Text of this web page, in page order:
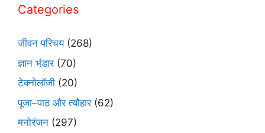
Categories
जीवन परिचय(268)
ज्ञान भंडार(70)
टेक्नोलॉजी (20)
पूजा–पाठ और त्यौहार(62)
मनोरंजन (297)